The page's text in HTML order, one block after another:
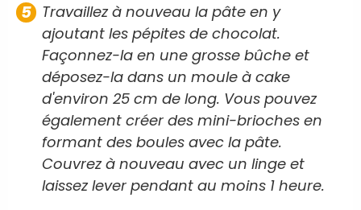
Travaillez à nouveau la pâte en y
ajoutant les pépites de chocolat.
Façonnez-la en une grosse bûche et
déposez-la dans un moule à cake
d'environ 25 cm de long. Vous pouvez
également créer des mini-brioches en
formant des boules avec la pâte.
Couvrez à nouveau avec un linge et
laissez lever pendant au moins 1 heure.